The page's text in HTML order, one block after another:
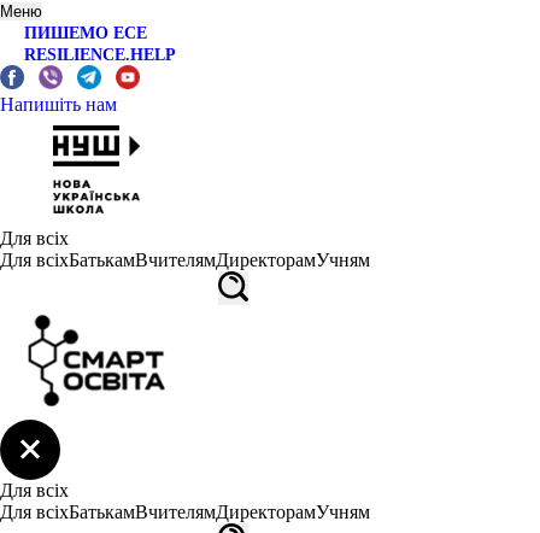
Меню
ПИШЕМО ЕСЕ
RESILIENCE.HELP
Напишіть нам
Для всіх
Для всіхБатькамВчителямДиректорамУчням
Для всіх
Для всіхБатькамВчителямДиректорамУчням